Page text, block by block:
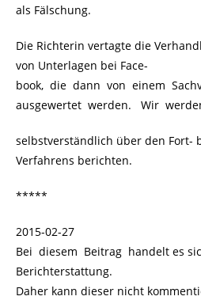
als Fälschung.
Die Richterin vertagte die
von Unterlagen bei Face-
book, die dann von einem
ausgewertet werden. Wir
selbstverständlich über den Fort-
Verfahrens berichten.
*****
2015-02-27
Bei diesem Beitrag handelt es
Berichterstattung.
Daher kann dieser nicht